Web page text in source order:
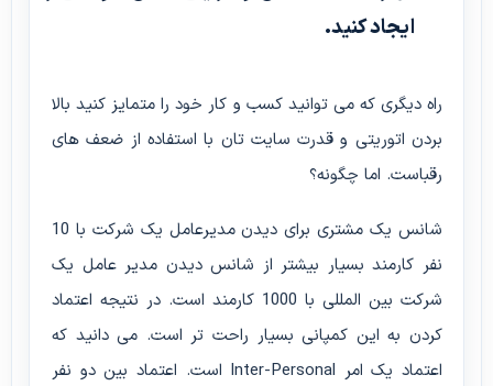
ایجاد کنید.
راه دیگری که می توانید کسب و کار خود را متمایز کنید بالا
بردن اتوریتی و قدرت سایت تان با استفاده از ضعف های
رقباست. اما چگونه؟
شانس یک مشتری برای دیدن مدیرعامل یک شرکت با 10
نفر کارمند بسیار بیشتر از شانس دیدن مدیر عامل یک
شرکت بین المللی با 1000 کارمند است. در نتیجه اعتماد
کردن به این کمپانی بسیار راحت تر است. می دانید که
اعتماد یک امر Inter-Personal است. اعتماد بین دو نفر